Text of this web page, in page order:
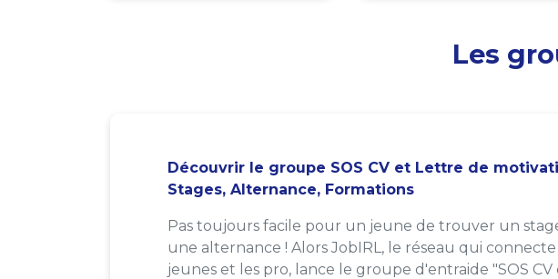
Les
Découvrir le groupe SOS CV et Lettre de
Stages, Alternance, Formations
Pas toujours facile pour un jeune de trouver un
une alternance ! Alors JobIRL, le réseau qui connecte
jeunes et les pro, lance le groupe d'entraide "SOS CV